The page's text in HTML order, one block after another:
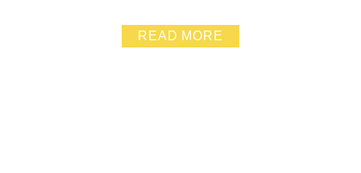
妹們約好就來逛逛囉~~ 小西瓜還免費坐了旋轉木馬兩次.
READ MORE